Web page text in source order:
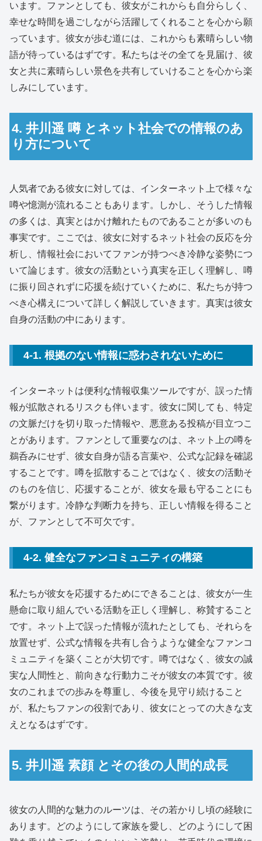
います。ファンとしても、彼女がこれからも自分らしく、
幸せな時間を過ごしながら活躍してくれることを心から願
っています。彼女が歩む道には、これからも素晴らしい物
語が待っているはずです。私たちはその全てを見届け、彼
女と共に素晴らしい景色を共有していけることを心から楽
しみにしています。
4. 井川遥 噂 とネット社会での情報のあ
り方について
人気者である彼女に対しては、インターネット上で様々な
噂や憶測が流れることもあります。しかし、そうした情報
の多くは、真実とはかけ離れたものであることが多いのも
事実です。ここでは、彼女に対するネット社会の反応を分
析し、情報社会においてファンが持つべき冷静な姿勢につ
いて論じます。彼女の活動という真実を正しく理解し、噂
に振り回されずに応援を続けていくために、私たちが持つ
べき心構えについて詳しく解説していきます。真実は彼女
自身の活動の中にあります。
4-1. 根拠のない情報に惑わされないために
インターネットは便利な情報収集ツールですが、誤った情
報が拡散されるリスクも伴います。彼女に関しても、特定
の文脈だけを切り取った情報や、悪意ある投稿が目立つこ
とがあります。ファンとして重要なのは、ネット上の噂を
鵜呑みにせず、彼女自身が語る言葉や、公式な記録を確認
することです。噂を拡散することではなく、彼女の活動そ
のものを信じ、応援することが、彼女を最も守ることにも
繋がります。冷静な判断力を持ち、正しい情報を得ること
が、ファンとして不可欠です。
4-2. 健全なファンコミュニティの構築
私たちが彼女を応援するためにできることは、彼女が一生
懸命に取り組んでいる活動を正しく理解し、称賛すること
です。ネット上で誤った情報が流れたとしても、それらを
放置せず、公式な情報を共有し合うような健全なファンコ
ミュニティを築くことが大切です。噂ではなく、彼女の誠
実な人間性と、前向きな行動力こそが彼女の本質です。彼
女のこれまでの歩みを尊重し、今後を見守り続けること
が、私たちファンの役割であり、彼女にとっての大きな支
えとなるはずです。
5. 井川遥 素顔 とその後の人間的成長
彼女の人間的な魅力のルーツは、その若かりし頃の経験に
あります。どのようにして家族を愛し、どのようにして困